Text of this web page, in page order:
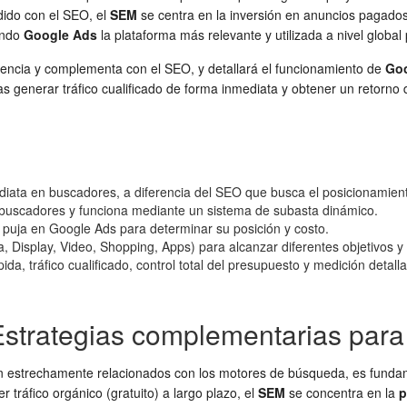
con el SEO, el SEM se centra en la inversión en anuncios
Google Ads la plataforma más relevante y utilizada a nivel
y complementa con el SEO, y detallará el funcionamiento de
generar tráfico cualificado de forma inmediata y obtener un
en buscadores, a diferencia del SEO que busca el
y funciona mediante un sistema de subasta dinámico.
en Google Ads para determinar su posición y costo.
Video, Shopping, Apps) para alcanzar diferentes objetivos
tráfico cualificado, control total del presupuesto y medición
complementarias
relacionados con los motores de búsqueda, es
tráfico orgánico (gratuito) a largo plazo, el SEM se concentra en la